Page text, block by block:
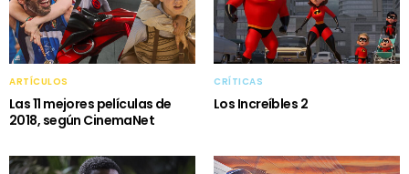
ARTÍCULOS
Las 11 mejores películas de
2018, según CinemaNet
CRÍTICAS
Los Increíbles 2